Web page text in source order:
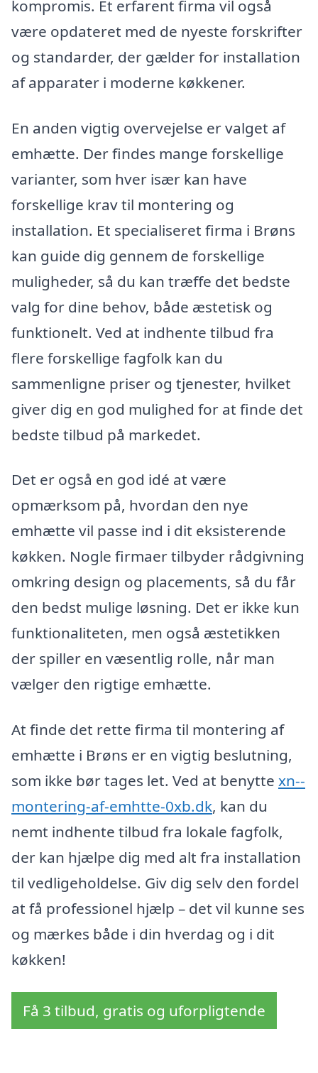
kompromis. Et erfarent firma vil også
være opdateret med de nyeste forskrifter
og standarder, der gælder for installation
af apparater i moderne køkkener.
En anden vigtig overvejelse er valget af
emhætte. Der findes mange forskellige
varianter, som hver især kan have
forskellige krav til montering og
installation. Et specialiseret firma i Brøns
kan guide dig gennem de forskellige
muligheder, så du kan træffe det bedste
valg for dine behov, både æstetisk og
funktionelt. Ved at indhente tilbud fra
flere forskellige fagfolk kan du
sammenligne priser og tjenester, hvilket
giver dig en god mulighed for at finde det
bedste tilbud på markedet.
Det er også en god idé at være
opmærksom på, hvordan den nye
emhætte vil passe ind i dit eksisterende
køkken. Nogle firmaer tilbyder rådgivning
omkring design og placements, så du får
den bedst mulige løsning. Det er ikke kun
funktionaliteten, men også æstetikken
der spiller en væsentlig rolle, når man
vælger den rigtige emhætte.
At finde det rette firma til montering af
emhætte i Brøns er en vigtig beslutning,
som ikke bør tages let. Ved at benytte xn--
montering-af-emhtte-0xb.dk, kan du
nemt indhente tilbud fra lokale fagfolk,
der kan hjælpe dig med alt fra installation
til vedligeholdelse. Giv dig selv den fordel
at få professionel hjælp – det vil kunne ses
og mærkes både i din hverdag og i dit
køkken!
Få 3 tilbud, gratis og uforpligtende